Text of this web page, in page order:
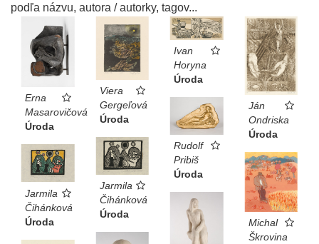
podľa názvu, autora / autorky, tagov...
Erna
Masarovičová
Úroda
Viera
Gergeľová
Úroda
Ivan
Horyna
Úroda
Ján
Ondriska
Úroda
Rudolf
Pribiš
Úroda
Jarmila
Čihánková
Úroda
Jarmila
Čihánková
Úroda
Michal
Škrovina